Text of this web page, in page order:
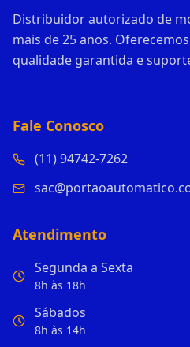
Distribuidor autorizado de
mais de 25 anos.
qualidade garantida e
Fale Conosco
(11) 94742-7262
Atendimento
Segunda a Sexta
8h às 18h
Sábados
8h às 14h